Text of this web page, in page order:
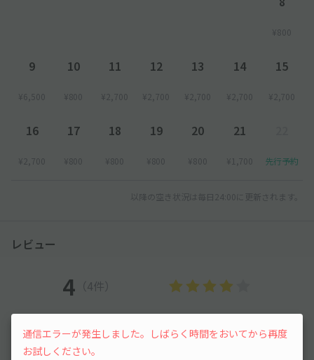
¥800
9
¥6,500
10
¥800
11
¥2,700
12
¥2,700
13
¥2,700
14
¥2,700
15
¥2,700
16
¥2,700
17
¥800
18
¥800
19
¥800
20
¥800
21
¥1,700 先行予約
以降の空き状況は毎日24:00に更新されます。
レビュー
4 （4件）
停めやすさ
4 駐車料金
3.5
通信エラーが発生しました。しばらく時間をおいてから再度
お試しください。